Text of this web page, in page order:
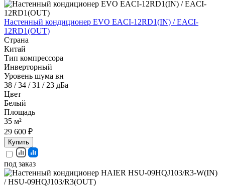
Настенный кондиционер EVO EACI-12RD1(IN) / EACI-
12RD1(OUT)
Страна
Китай
Тип компрессора
Инверторный
Уровень шума вн
38 / 34 / 31 / 23 дБа
Цвет
Белый
Площадь
35 м²
29 600 ₽
Купить
под заказ